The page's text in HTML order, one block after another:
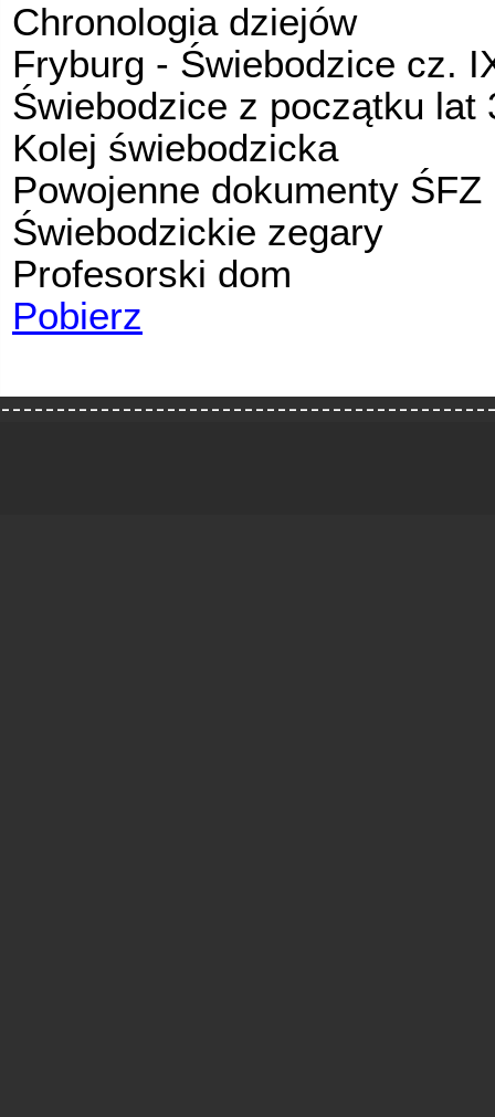
Chronologia dziejów
Fryburg - Świebodzice cz.
Świebodzice z początku lat
Kolej świebodzicka
Powojenne dokumenty ŚFZ
Świebodzickie zegary
Profesorski dom
Pobierz